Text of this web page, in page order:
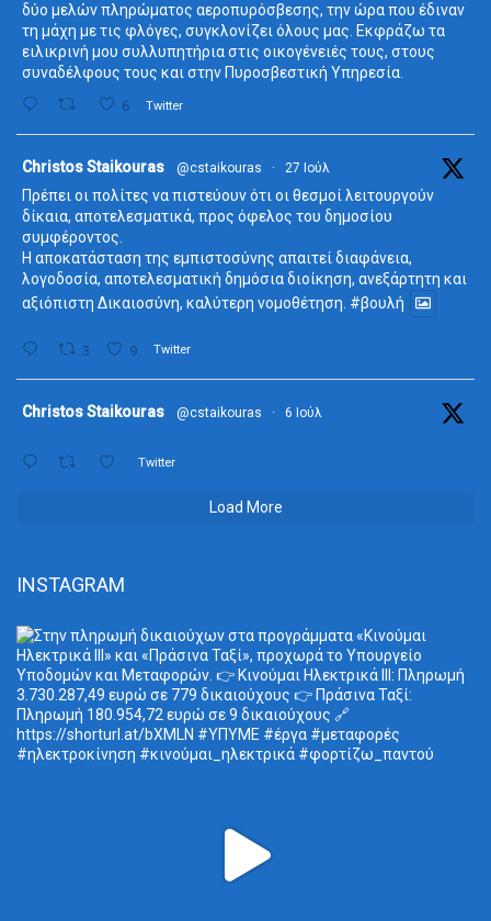
δύο μελών πληρώματος αεροπυρόσβεσης, την ώρα που έδιναν
τη μάχη με τις φλόγες, συγκλονίζει όλους μας. Εκφράζω τα
ειλικρινή μου συλλυπητήρια στις οικογένειές τους, στους
συναδέλφους τους και στην Πυροσβεστική Υπηρεσία.
6 Twitter
Christos Staikouras @cstaikouras · 27 Ιούλ
Πρέπει οι πολίτες να πιστεύουν ότι οι θεσμοί λειτουργούν
δίκαια, αποτελεσματικά, προς όφελος του δημοσίου
συμφέροντος.
Η αποκατάσταση της εμπιστοσύνης απαιτεί διαφάνεια,
λογοδοσία, αποτελεσματική δημόσια διοίκηση, ανεξάρτητη και
αξιόπιστη Δικαιοσύνη, καλύτερη νομοθέτηση. #βουλή
3 9 Twitter
Christos Staikouras @cstaikouras · 6 Ιούλ
Twitter
Load More
INSTAGRAM